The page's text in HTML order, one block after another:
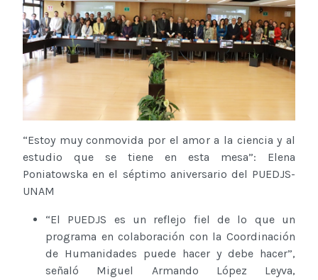
“Estoy muy conmovida por el amor a la ciencia y al
estudio que se tiene en esta mesa”: Elena
Poniatowska en el séptimo aniversario del PUEDJS-
UNAM
“El PUEDJS es un reflejo fiel de lo que un
programa en colaboración con la Coordinación
de Humanidades puede hacer y debe hacer”,
señaló Miguel Armando López Leyva,